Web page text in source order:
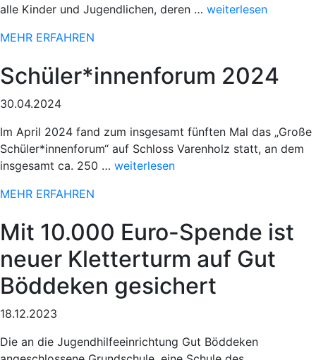
alle Kinder und Jugendlichen, deren … „Sportlicher
Paderborner
weiterlesen
MEHR ERFAHREN
Schüler*innenforum 2024
30.04.2024
Im April 2024 fand zum insgesamt fünften Mal das „Große
Schüler*innenforum“ auf Schloss Varenholz statt, an dem
insgesamt ca. 250 … „Sportlicher
Paderborner
Osterlauf“
weiterlesen
MEHR ERFAHREN
Mit 10.000 Euro-Spende ist
neuer Kletterturm auf Gut
Böddeken gesichert
18.12.2023
Die an die Jugendhilfeeinrichtung Gut Böddeken